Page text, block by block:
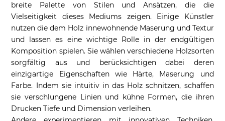
breite Palette von Stilen und Ansätzen, die die
Vielseitigkeit dieses Mediums zeigen. Einige Künstler
nutzen die dem Holz innewohnende Maserung und Textur
und lassen es eine wichtige Rolle in der endgültigen
Komposition spielen. Sie wählen verschiedene Holzsorten
sorgfältig aus und berücksichtigen dabei deren
einzigartige Eigenschaften wie Härte, Maserung und
Farbe. Indem sie intuitiv in das Holz schnitzen, schaffen
sie verschlungene Linien und kühne Formen, die ihren
Drucken Tiefe und Dimension verleihen.